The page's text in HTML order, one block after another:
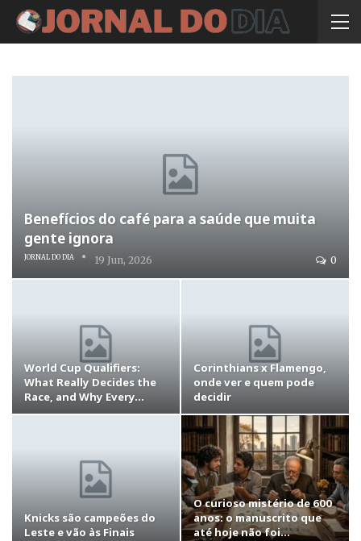
Benefícios do café para a saúde que muita
gente ignora
JORNAL DO DIA 19 Jun, 2026 0
World Cup Qualifiers:
What Really Decides the
Race, and Why Every…
Corinthians x Flamengo,
onde ver e quem pode
decidir
Knicks são campeões do
Leste e vão às Finais
O curioso mistério de 600
anos: o manuscrito que
até hoje não foi…